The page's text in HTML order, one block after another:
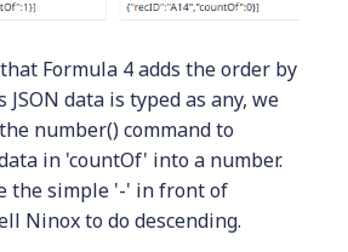
Formula 4 adds the order by
JSON data is typed as any, we
number() command to
in 'countOf' into a number.
the simple '-' in front of
Ninox to do descending.